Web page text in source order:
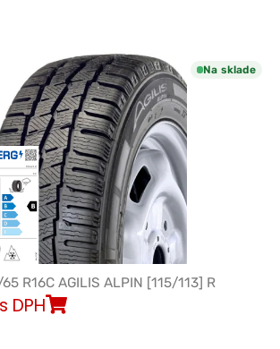
Na sklade
R16C AGILIS ALPIN [115/113] R
s DPH